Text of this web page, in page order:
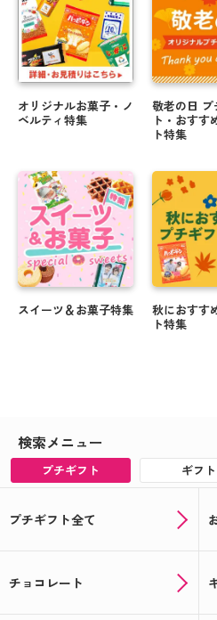
オリジナルお菓子・ノ
ベルティ特集
スイーツ＆お菓子特集
敬老の日 プ
ト・おすす
ト特集
秋におすす
ト特集
検索メニュー
プチギフト ギフト
プチギフト全て
チョコレート